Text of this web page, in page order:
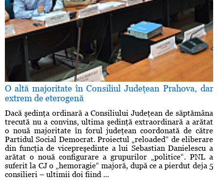
O altă majoritate în Consiliul Judeţean Prahova, dar
extrem de eterogenă
Dacă şedinţa ordinară a Consiliului Judeţean de săptămâna
trecută nu a convins, ultima şedinţă extraordinară a arătat
o nouă majoritate în forul judeţean coordonată de către
Partidul Social Democrat. Proiectul „reloaded“ de eliberare
din funcţia de vicepreşedinte a lui Sebastian Danielescu a
arătat o nouă configurare a grupurilor „politice“. PNL a
suferit la CJ o „hemoragie“ majoră, după ce a pierdut deja 5
consilieri – ultimii doi fiind ...